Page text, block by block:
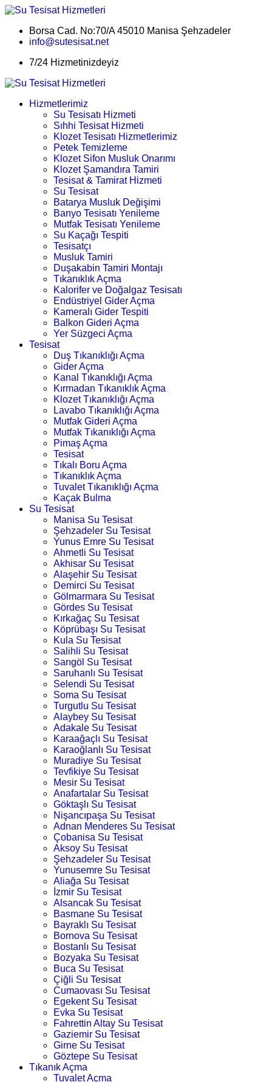
Borsa Cad. No:70/A 45010 Manisa Şehzadeler
info@sutesisat.net
7/24 Hizmetinizdeyiz
Hizmetlerimiz
Su Tesisatı Hizmeti
Sıhhi Tesisat Hizmeti
Klozet Tesisatı Hizmetlerimiz
Petek Temizleme
Klozet Sifon Musluk Onarımı
Klozet Şamandıra Tamiri
Tesisat & Tamirat Hizmeti
Su Tesisat
Batarya Musluk Değişimi
Banyo Tesisatı Yenileme
Mutfak Tesisatı Yenileme
Su Kaçağı Tespiti
Tesisatçı
Musluk Tamiri
Duşakabin Tamiri Montajı
Tıkanıklık Açma
Kalorifer ve Doğalgaz Tesisatı
Endüstriyel Gider Açma
Kameralı Gider Tespiti
Balkon Gideri Açma
Yer Süzgeci Açma
Tesisat
Duş Tıkanıklığı Açma
Gider Açma
Kanal Tıkanıklığı Açma
Kırmadan Tıkanıklık Açma
Klozet Tıkanıklığı Açma
Lavabo Tıkanıklığı Açma
Mutfak Gideri Açma
Mutfak Tıkanıklığı Açma
Pimaş Açma
Tesisat
Tıkalı Boru Açma
Tıkanıklık Açma
Tuvalet Tıkanıklığı Açma
Kaçak Bulma
Su Tesisat
Manisa Su Tesisat
Şehzadeler Su Tesisat
Yunus Emre Su Tesisat
Ahmetli Su Tesisat
Akhisar Su Tesisat
Alaşehir Su Tesisat
Demirci Su Tesisat
Gölmarmara Su Tesisat
Gördes Su Tesisat
Kırkağaç Su Tesisat
Köprübaşı Su Tesisat
Kula Su Tesisat
Salihli Su Tesisat
Sarıgöl Su Tesisat
Saruhanlı Su Tesisat
Selendi Su Tesisat
Soma Su Tesisat
Turgutlu Su Tesisat
Alaybey Su Tesisat
Adakale Su Tesisat
Karaağaçlı Su Tesisat
Karaoğlanlı Su Tesisat
Muradiye Su Tesisat
Tevfikiye Su Tesisat
Mesir Su Tesisat
Anafartalar Su Tesisat
Göktaşlı Su Tesisat
Nişancıpaşa Su Tesisat
Adnan Menderes Su Tesisat
Çobanisa Su Tesisat
Aksoy Su Tesisat
Şehzadeler Su Tesisat
Yunusemre Su Tesisat
Aliağa Su Tesisat
İzmir Su Tesisat
Alsancak Su Tesisat
Basmane Su Tesisat
Bayraklı Su Tesisat
Bornova Su Tesisat
Bostanlı Su Tesisat
Bozyaka Su Tesisat
Buca Su Tesisat
Çiğli Su Tesisat
Cumaovası Su Tesisat
Egekent Su Tesisat
Evka Su Tesisat
Fahrettin Altay Su Tesisat
Gaziemir Su Tesisat
Girne Su Tesisat
Göztepe Su Tesisat
Tıkanık Açma
Tuvalet Açma